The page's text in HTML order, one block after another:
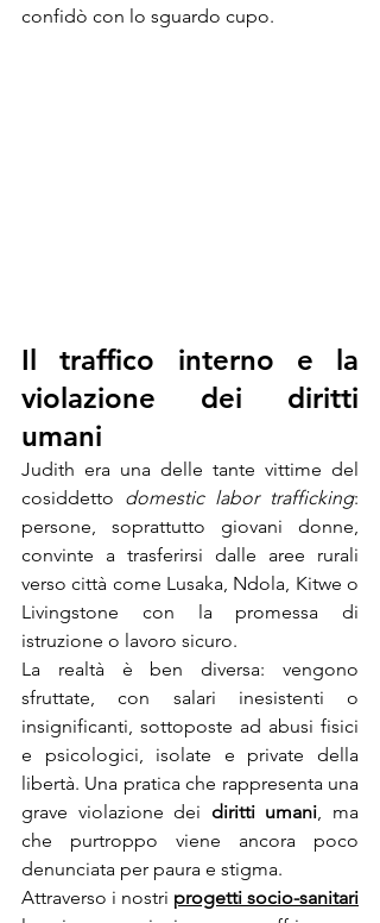
confidò con lo sguardo cupo.
Il traffico interno e la
violazione dei diritti
umani
Judith era una delle tante vittime del
cosiddetto domestic labor trafficking:
persone, soprattutto giovani donne,
convinte a trasferirsi dalle aree rurali
verso città come Lusaka, Ndola, Kitwe o
Livingstone con la promessa di
istruzione o lavoro sicuro.
La realtà è ben diversa: vengono
sfruttate, con salari inesistenti o
insignificanti, sottoposte ad abusi fisici
e psicologici, isolate e private della
libertà. Una pratica che rappresenta una
grave violazione dei diritti umani, ma
che purtroppo viene ancora poco
denunciata per paura e stigma.
Attraverso i nostri progetti socio-sanitari